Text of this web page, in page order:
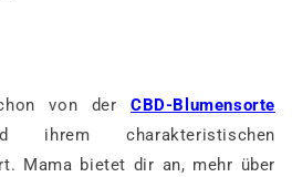
von der CBD-Blumensorte
ihrem charakteristischen
Mama bietet dir an, mehr über